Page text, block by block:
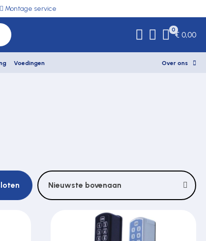
Montage service
0
€ 0,00
Voedingen Over ons
Nieuwste bovenaan